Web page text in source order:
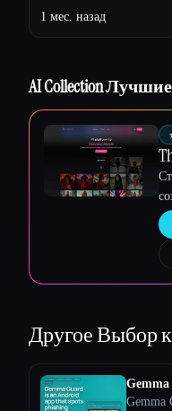
1 мес. назад
AI Collection
ДругоеВыбор